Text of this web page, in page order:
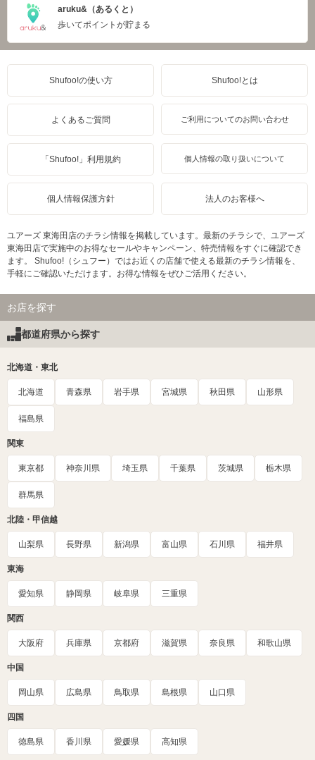
aruku&（あるくと）
歩いてポイントが貯まる
Shufoo!の使い方 Shufoo!とは
よくあるご質問 ご利用についてのお問い合わせ
「Shufoo!」利用規約 個人情報の取り扱いについて
個人情報保護方針 法人のお客様へ
ユアーズ 東海田店のチラシ情報を掲載しています。最新のチラシで、ユアーズ
東海田店で実施中のお得なセールやキャンペーン、特売情報をすぐに確認でき
ます。 Shufoo!（シュフー）ではお近くの店舗で使える最新のチラシ情報を、
手軽にご確認いただけます。お得な情報をぜひご活用ください。
お店を探す
都道府県から探す
北海道・東北
北海道 青森県 岩手県 宮城県 秋田県 山形県
福島県
関東
東京都 神奈川県 埼玉県 千葉県 茨城県 栃木県
群馬県
北陸・甲信越
山梨県 長野県 新潟県 富山県 石川県 福井県
東海
愛知県 静岡県 岐阜県 三重県
関西
大阪府 兵庫県 京都府 滋賀県 奈良県 和歌山県
中国
岡山県 広島県 鳥取県 島根県 山口県
四国
徳島県 香川県 愛媛県 高知県